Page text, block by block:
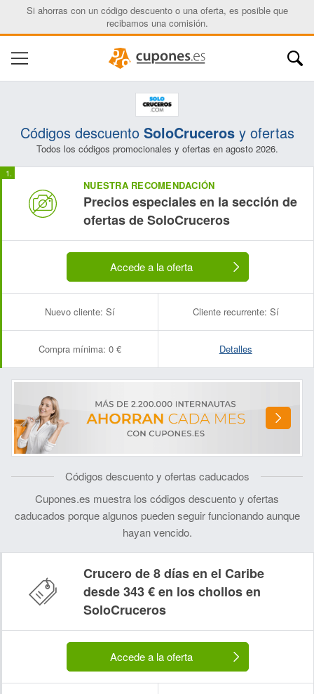
Si ahorras con un código descuento o una oferta, es posible que
recibamos una comisión.
Códigos descuento SoloCrucerosy ofertas
Todos los códigos promocionales y ofertas en agosto 2026.
NUESTRA RECOMENDACIÓN
Precios especiales en la sección de
ofertas de SoloCruceros
Accede a la oferta
Nuevo cliente: Sí Cliente recurrente: Sí
Compra mínima: 0 € Detalles
Códigos descuento y ofertas caducados
Cupones.es muestra los códigos descuento y ofertas
caducados porque algunos pueden seguir funcionando aunque
hayan vencido.
Crucero de 8 días en el Caribe
desde 343 € en los chollos en
SoloCruceros
Accede a la oferta